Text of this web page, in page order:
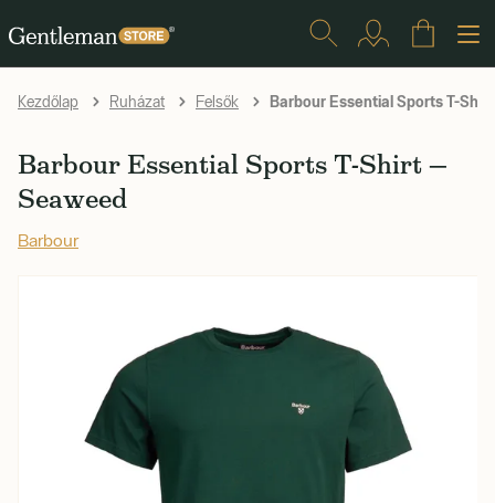
Kezdőlap Ruházat Felsők Barbour Essential Sports T-
Barbour Essential Sports T-Shirt —
Seaweed
Barbour